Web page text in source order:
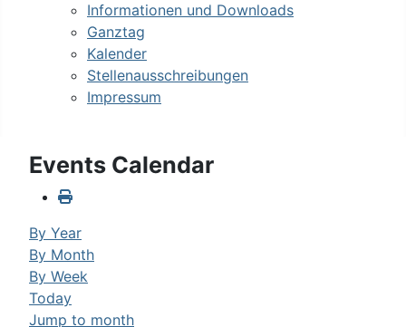
Informationen und Downloads
Ganztag
Kalender
Stellenausschreibungen
Impressum
Events Calendar
By Year
By Month
By Week
Today
Jump to month